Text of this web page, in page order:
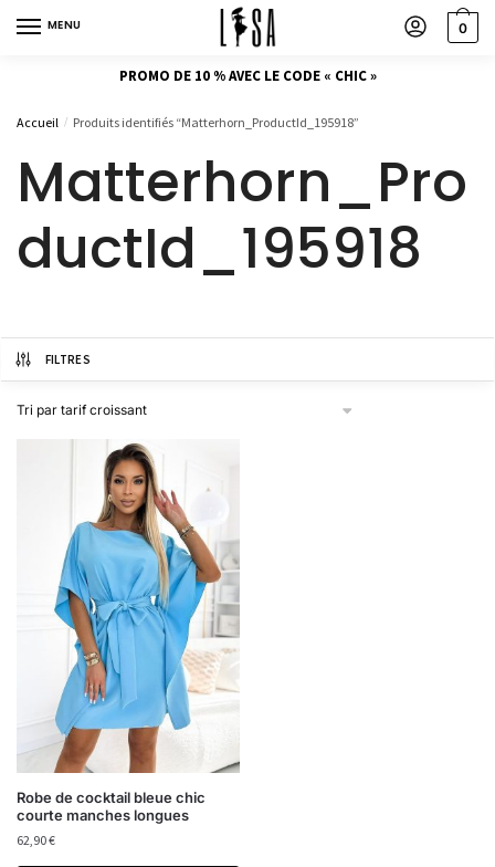
MENU 0
PROMO DE 10 % AVEC LE CODE « CHIC »
Accueil / Produits identifiés “Matterhorn_ProductId_195918”
Matterhorn_Pro
ductId_195918
FILTRES
Robe de cocktail bleue chic
courte manches longues
62,90€